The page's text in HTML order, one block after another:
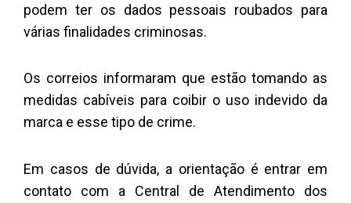
podem ter os dados pessoais roubados para
várias finalidades criminosas.
Os correios informaram que estão tomando as
medidas cabíveis para coibir o uso indevido da
marca e esse tipo de crime.
Em casos de dúvida, a orientação é entrar em
contato com a Central de Atendimento dos